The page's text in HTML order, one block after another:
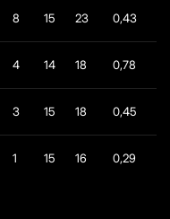
8 15 23 0,43
4 14 18 0,78
3 15 18 0,45
1 15 16 0,29